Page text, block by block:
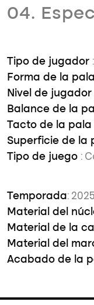
04.
Tipo de jugador
Forma de la pala
Nivel de jugador
Balance de la
Tacto de la pala
Superficie de la
Tipo de juego :
Temporada: 2025
Material del
Material de la
Material del
Acabado de la